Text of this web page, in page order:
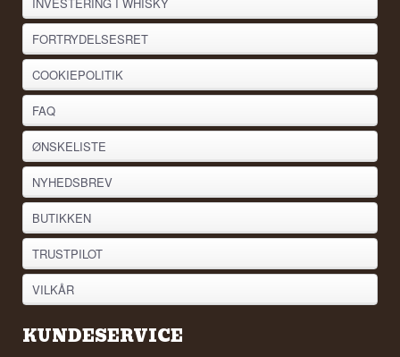
FORTRYDELSESRET
COOKIEPOLITIK
FAQ
ØNSKELISTE
NYHEDSBREV
BUTIKKEN
TRUSTPILOT
VILKÅR
KUNDESERVICE